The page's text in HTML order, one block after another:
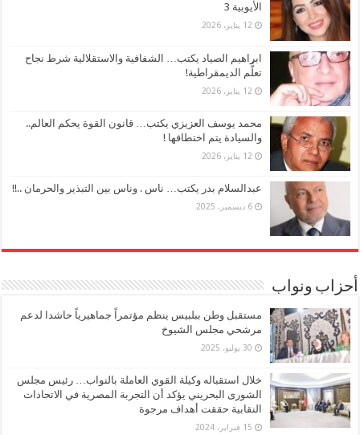
الأيوبية 3
12 يناير، 2026
ابراهيم الصياد يكتب… الشفافية والاستقلالية شرط نجاح
تعلُّم الديمقراطية!
12 يناير، 2026
محمد يوسف العزيزي يكتب… قانون القوة يحكم العالم..
والسيادة يتم اختطافها !
12 يناير، 2026
عبدالسلام بدر يكتب… ناس . وناس بين التبذير والحرمان ..!!
6 ديسمبر، 2025
أحزاب ونواب
مستقبل وطن ببلبيس ينظم مؤتمراً جماهيرياً حاشدا لدعم
مرشحي مجلس الشيوخ
30 يوليو، 2025
خلال استقباله وكيلة القوي العاملة بالنواب… رئيس مجلس
الشورى البحريني يؤكد أن التجربة المصرية في الاتحادات
النقابية حققت أهداف مرجوة
15 فبراير، 2024